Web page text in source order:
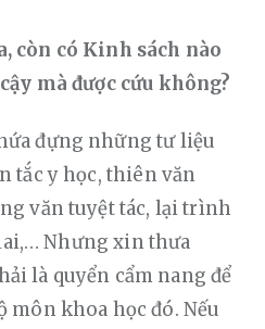
còn có Kinh sách nào
mà được cứu không?
đựng những tư liệu
tắc y học, thiên văn
văn tuyệt tác, lại trình
Nhưng xin thưa
là quyển cẩm nang để
môn khoa học đó. Nếu